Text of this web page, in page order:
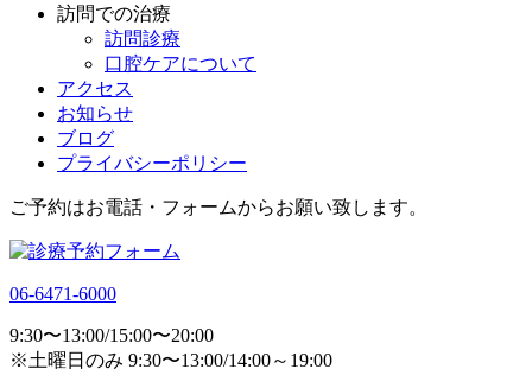
訪問での治療
訪問診療
口腔ケアについて
アクセス
お知らせ
ブログ
プライバシーポリシー
ご予約はお電話・フォームからお願い致します。
06-6471-6000
9:30〜13:00/15:00〜20:00
※土曜日のみ 9:30〜13:00/14:00～19:00